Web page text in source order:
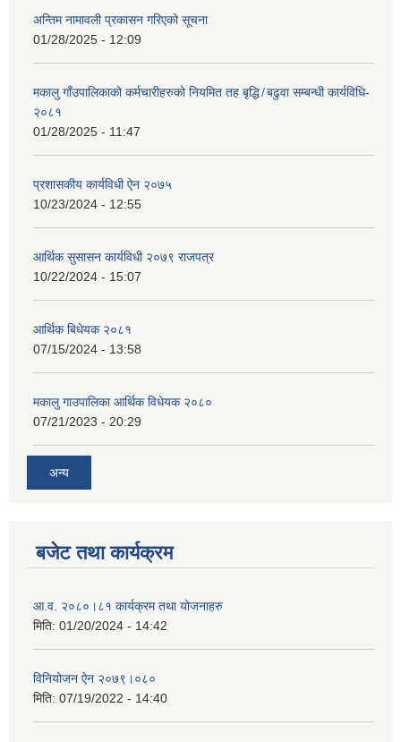
अन्तिम नामावली प्रकासन गरिएको सूचना
01/28/2025 - 12:09
मकालु गाँउपालिकाको कर्मचारीहरुको नियमित तह बृद्धि ̸ बढुवा सम्बन्धी कार्यविधि-
२०८१
01/28/2025 - 11:47
प्रशासकीय कार्यविधी ऐन २०७५
10/23/2024 - 12:55
आर्थिक सुसासन कार्यविधी २०७९ राजपत्र
10/22/2024 - 15:07
आर्थिक बिधेयक २०८१
07/15/2024 - 13:58
मकालु गाउपालिका आर्थिक विधेयक २०८०
07/21/2023 - 20:29
अन्य
बजेट तथा कार्यक्रम
आ.व. २०८०।८१ कार्यक्रम तथा योजनाहरु
मिति: 01/20/2024 - 14:42
विनियोजन ऐन २०७९।०८०
मिति: 07/19/2022 - 14:40